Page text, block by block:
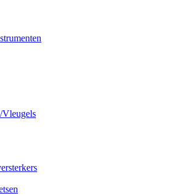
Vleugels